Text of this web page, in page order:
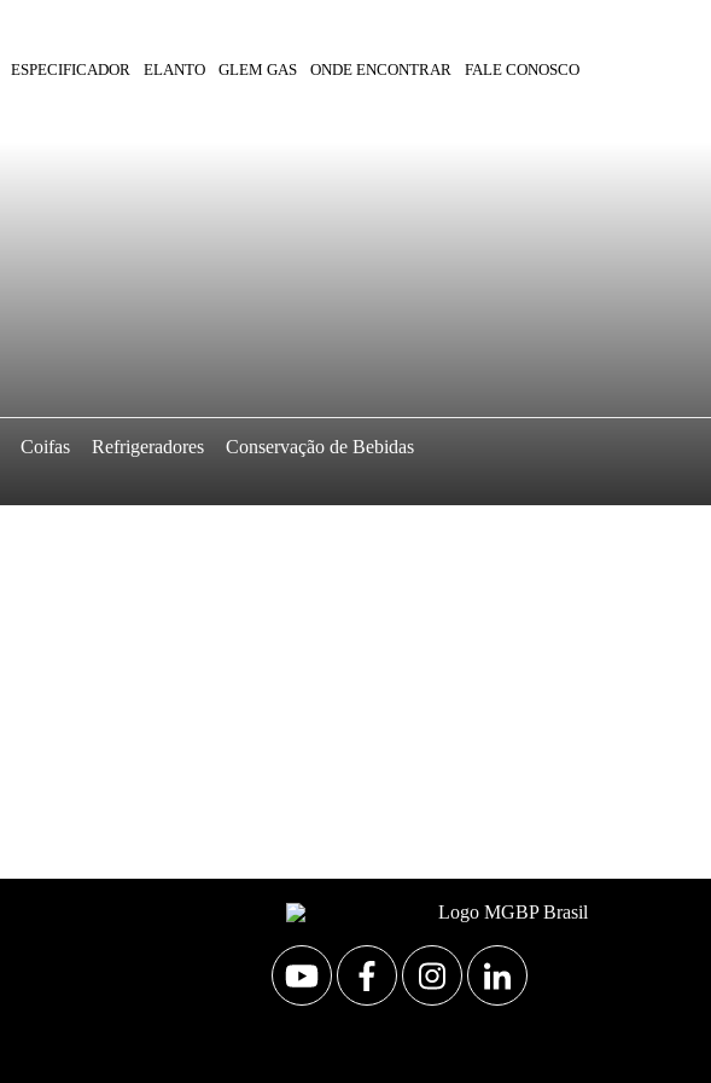
ESPECIFICADOR ELANTO GLEM GAS ONDE ENCONTRAR FALE CONOSCO
Coifas Refrigeradores Conservação de Bebidas